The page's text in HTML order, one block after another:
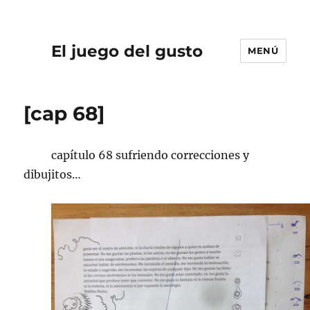
El juego del gusto MENÚ
[cap 68]
capítulo 68 sufriendo correcciones y
dibujitos…